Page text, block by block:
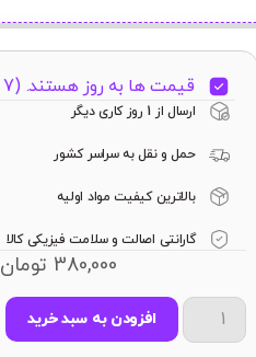
قیمت ها به روز هستند. (7 آگوست)
ارسال از 1 روز کاری دیگر
حمل و نقل به سراسر کشور
بالاترین کیفیت مواد اولیه
گارانتی اصالت و سلامت فیزیکی کالا
380,000 تومان
افزودن به سبد خرید